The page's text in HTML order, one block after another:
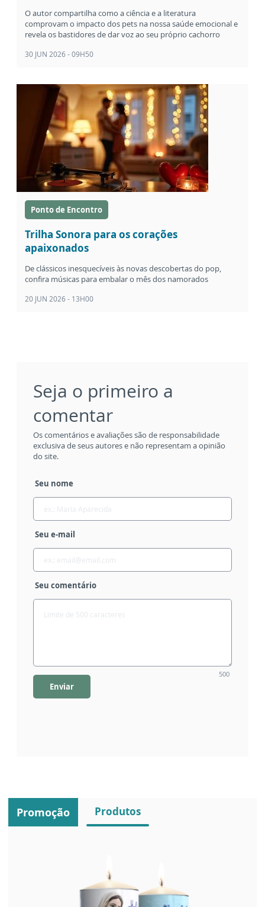
O autor compartilha como a ciência e a literatura
comprovam o impacto dos pets na nossa saúde emocional e
revela os bastidores de dar voz ao seu próprio cachorro
30 JUN 2026 - 09H50
Ponto de Encontro
Trilha Sonora para os corações
apaixonados
De clássicos inesquecíveis às novas descobertas do pop,
confira músicas para embalar o mês dos namorados
20 JUN 2026 - 13H00
Seja o primeiro a
comentar
Os comentários e avaliações são de responsabilidade
exclusiva de seus autores e não representam a opinião
do site.
Seu nome
Seu e-mail
Seu comentário
500
Enviar
Promoção Produtos